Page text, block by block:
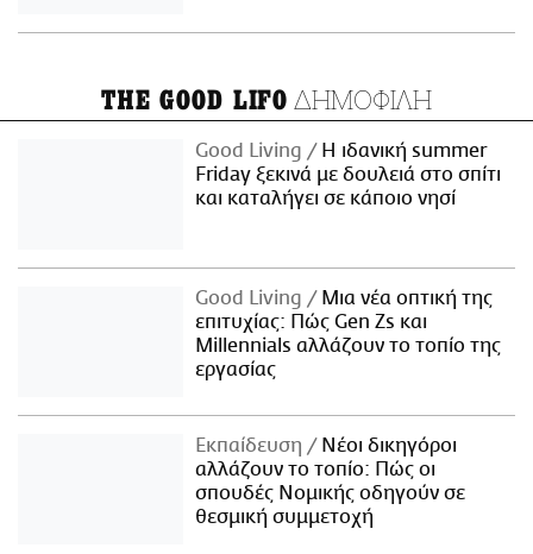
THE GOOD LIFO ΔΗΜΟΦΙΛΗ
Good Living
Η ιδανική summer
Friday ξεκινά με δουλειά στο σπίτι
και καταλήγει σε κάποιο νησί
Good Living
Μια νέα οπτική της
επιτυχίας: Πώς Gen Zs και
Millennials αλλάζουν το τοπίο της
εργασίας
Εκπαίδευση
Νέοι δικηγόροι
αλλάζουν το τοπίο: Πώς οι
σπουδές Νομικής οδηγούν σε
θεσμική συμμετοχή